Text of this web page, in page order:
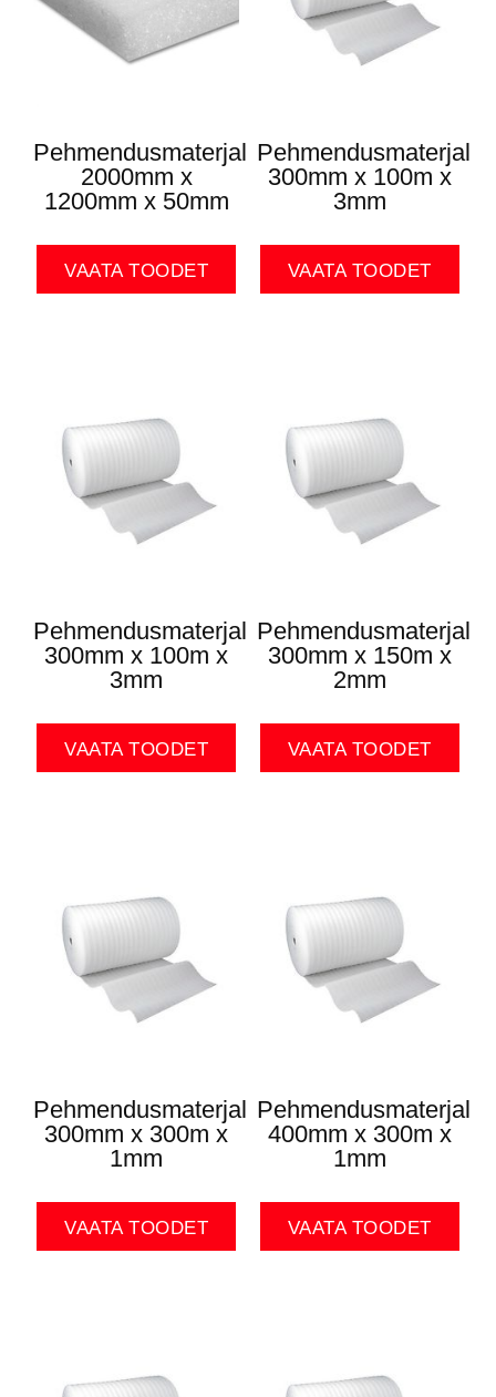
Pehmendusmaterjal
2000mm x
1200mm x 50mm
VAATA TOODET
Pehmendusmaterjal
300mm x 100m x
3mm
VAATA TOODET
Pehmendusmaterjal
300mm x 100m x
3mm
VAATA TOODET
Pehmendusmaterjal
300mm x 150m x
2mm
VAATA TOODET
Pehmendusmaterjal
300mm x 300m x
1mm
VAATA TOODET
Pehmendusmaterjal
400mm x 300m x
1mm
VAATA TOODET